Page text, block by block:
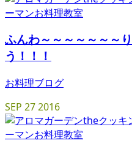
ふんわ～～～～～～～
う！！！
お料理ブログ
SEP 272016